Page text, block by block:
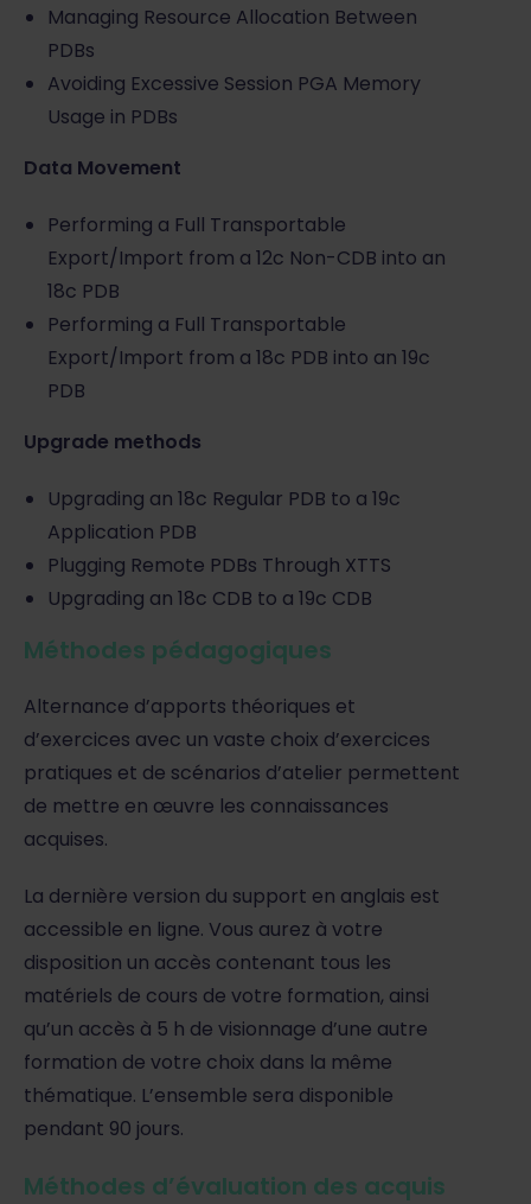
Managing Resource Allocation Between
PDBs
Avoiding Excessive Session PGA Memory
Usage in PDBs
Data Movement
Performing a Full Transportable
Export/Import from a 12c Non-CDB into an
18c PDB
Performing a Full Transportable
Export/Import from a 18c PDB into an 19c
PDB
Upgrade methods
Upgrading an 18c Regular PDB to a 19c
Application PDB
Plugging Remote PDBs Through XTTS
Upgrading an 18c CDB to a 19c CDB
Méthodes pédagogiques
Alternance d’apports théoriques et
d’exercices avec un vaste choix d’exercices
pratiques et de scénarios d’atelier permettent
de mettre en œuvre les connaissances
acquises.
La dernière version du support en anglais est
accessible en ligne. Vous aurez à votre
disposition un accès contenant tous les
matériels de cours de votre formation, ainsi
qu’un accès à 5 h de visionnage d’une autre
formation de votre choix dans la même
thématique. L’ensemble sera disponible
pendant 90 jours.
Méthodes d’évaluation des acquis